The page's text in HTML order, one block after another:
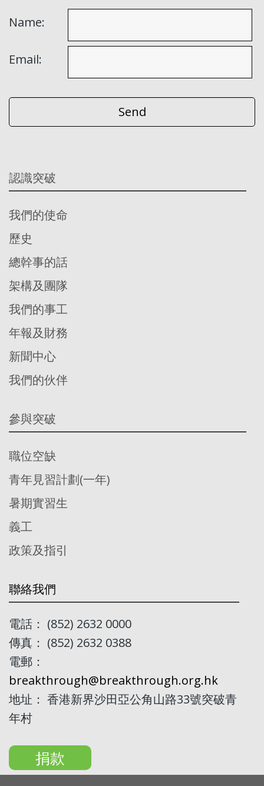
Name:
Email:
認識突破
我們的使命
歷史
總幹事的話
架構及團隊
我們的事工
年報及財務
新聞中心
我們的伙伴
參與突破
職位空缺
青年見習計劃(一年)
暑期實習生
義工
政策及指引
聯絡我們
電話： (852) 2632 0000
傳真： (852) 2632 0388
電郵：
breakthrough@breakthrough.org.hk
地址： 香港新界沙田亞公角山路33號突破青
年村
捐款